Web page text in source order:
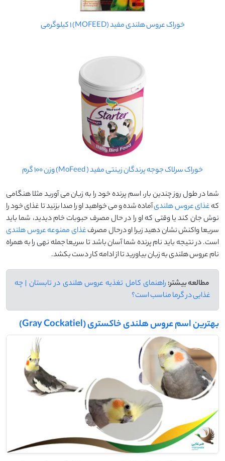
خوراک عروس هلندی مفید (MOFEED) 1 کیلوگرمی
خوراک سرلاک جوجه پرندگان زینتی مفید ( MoFeed) وزن 100 گرم
شما در طول روز چندین بار، اسم پرنده خود را به زبان می آورید مثلا هنگامی
کهغذای عروس هلندیآماده شده و می خواهید او را صدا بزنید تا غذای خود را
نوش جان کند یا وقتی که او را در حال مصرف حبوبات خام دیدید، شما باید
سریعا واکنش نشان دهید زیرا او درحال مصرفغذای ممنوعه عروس هلندی
است. در نتیجه باید نام پرنده شما آسان باشد تا سریعا جمله نهی را به همراه
نام عروس هلندی به زبان بیاورید تا از ادامه کار دست بکشد.
مطالعه بیشتر: راهنمای کامل تغذیه عروس هلندی در تابستان | چه
غذایی در گرما مناسب است؟
بهترین اسم عروس هلندی خاکستری (Gray Cockatiel)